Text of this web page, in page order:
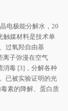
电极能分解水，20
触媒材料是技术单
过氧羟自由基
离子弥漫在空气
消毒 [3]，分解各种
已被实验证明的光
素的降解、蛋白质